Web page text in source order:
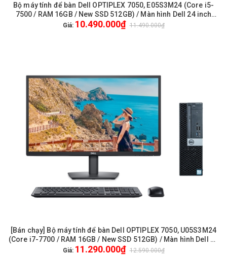
Bộ máy tính để bàn Dell OPTIPLEX 7050, E05S3M24 (Core i5-
7500 / RAM 16GB / New SSD 512GB) / Màn hình Dell 24 inch
FullHD / Chuột phím Dell / WiFi
Giá: 10.490.000₫ 11.490.000₫
[Bán chạy] Bộ máy tính để bàn Dell OPTIPLEX 7050, U05S3M24
(Core i7-7700 / RAM 16GB / New SSD 512GB) / Màn hình Dell 24
inch FullHD / Chuột phím Dell / WiFi
Giá: 11.290.000₫ 12.590.000₫